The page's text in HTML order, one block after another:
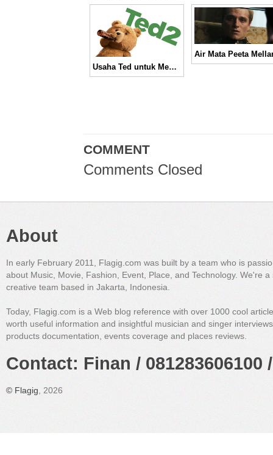
Usaha Ted untuk Mendapatkan Anak di Trailer Terbaru “Ted 2” │ Movie Trailer
COMMENT
Comments Closed
About
In early February 2011, Flagig.com was built by a team who is
about Music, Movie, Fashion, Event, Place, and Technology. We're a
creative team based in Jakarta, Indonesia.
Today, Flagig.com is a Web blog reference with over 1000 cool
worth useful information and insightful musician and singer
products documentation, events coverage and places reviews.
Contact: Finan /
© Flagig, 2026